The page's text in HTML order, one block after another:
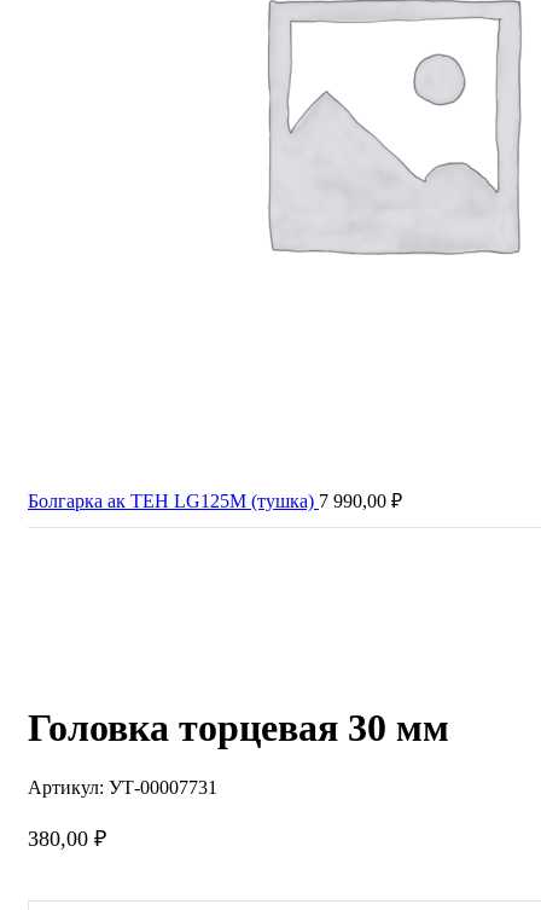
Болгарка ак ТЕН LG125М (тушка) 7 990,00 ₽
Головка торцевая 30 мм
Артикул: УТ-00007731
380,00 ₽